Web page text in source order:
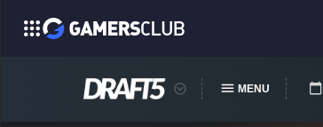
MENU